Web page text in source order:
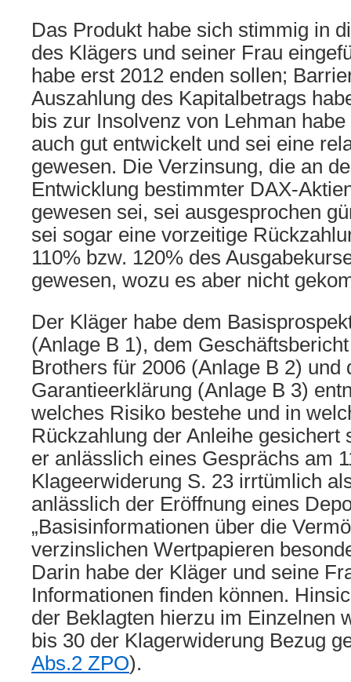
Das Produkt habe sich stimmig in
des Klägers und seiner Frau
habe erst 2012 enden sollen;
Auszahlung des Kapitalbetrags
bis zur Insolvenz von Lehman
auch gut entwickelt und sei eine
gewesen. Die Verzinsung, die an
Entwicklung bestimmter DAX-
gewesen sei, sei ausgesprochen
sei sogar eine vorzeitige
110% bzw. 120% des
gewesen, wozu es aber nicht
Der Kläger habe dem
(Anlage B 1), dem
Brothers für 2006 (Anlage B 2) und
Garantieerklärung (Anlage B 3)
welches Risiko bestehe und in
Rückzahlung der Anleihe gesichert
er anlässlich eines Gesprächs am
Klageerwiderung S. 23 irrtümlich
anlässlich der Eröffnung eines
„Basisinformationen über die
verzinslichen Wertpapieren
Darin habe der Kläger und seine
Informationen finden können.
der Beklagten hierzu im Einzelnen
bis 30 der Klagerwiderung Bezug
Abs.2 ZPO).